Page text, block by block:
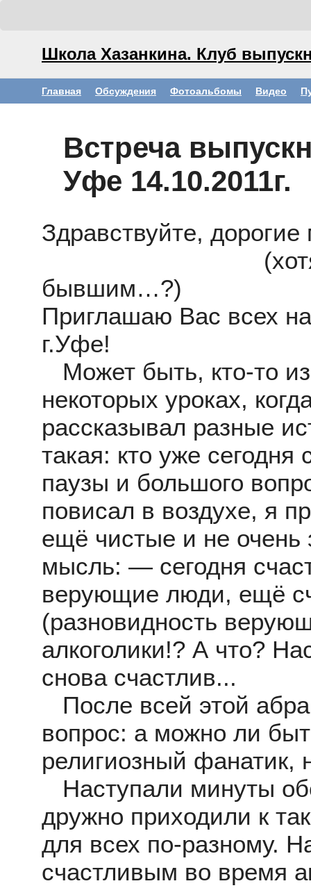
Школа Хазанкина. Клуб
Главная Обсуждения Фотоальбомы Видео
Встреча
Уфе 14.10.2011г.
Здравствуйте,
(хотя
бывшим…?)
Приглашаю Вас всех
г.Уфе!
Может быть, кто-то
некоторых уроках,
рассказывал разные
такая: кто уже сегодня
паузы и большого
повисал в воздухе, я
ещё чистые и не очень
мысль: — сегодня
верующие люди, ещё
(разновидность
алкоголики!? А что?
снова счастлив...
После всей этой
вопрос: а можно ли
религиозный фанатик,
Наступали минуты
дружно приходили к
для всех по-разному.
счастливым во время